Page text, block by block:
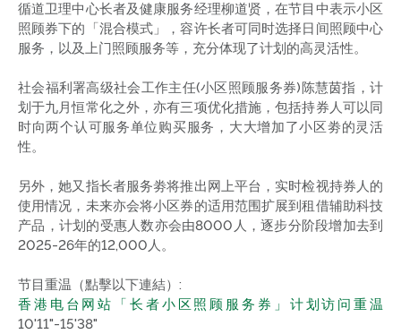
循道卫理中心长者及健康服务经理柳道贤，在节目中表示小区
照顾券下的「混合模式」，容许长者可同时选择日间照顾中心
服务，以及上门照顾服务等，充分体现了计划的高灵活性。
社会福利署高级社会工作主任(小区照顾服务券)陈慧茵指，计
划于九月恒常化之外，亦有三项优化措施，包括持券人可以同
时向两个认可服务单位购买服务，大大增加了小区劵的灵活
性。
另外，她又指长者服务劵将推出网上平台，实时检视持券人的
使用情况，未来亦会将小区券的适用范围扩展到租借辅助科技
产品，计划的受惠人数亦会由8000人，逐步分阶段增加去到
2025-26年的12,000人。
节目重温（點擊以下連結）:
香港电台网站「长者小区照顾服务券」计划访问重温
10'11"-15'38"